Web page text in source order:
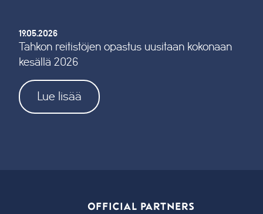
19.05.2026
Tahkon reitistöjen opastus uusitaan kokonaan
kesällä 2026
Lue lisää
OFFICIAL PARTNERS